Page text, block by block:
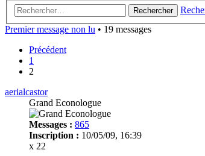
Rechercher
Premier message non lu • 19 messages
Précédent
1
2
aerialcastor
Grand Econologue
Messages : 865
Inscription : 10/05/09, 16:39
x 22